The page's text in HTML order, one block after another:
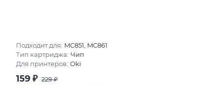
Подходит для: MC851, MC861
Тип картриджа: Чип
Для принтеров: Oki
159 ₽ 229₽